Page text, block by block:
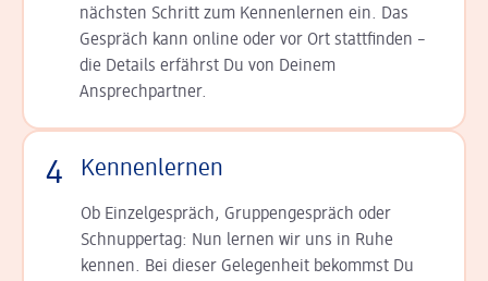
nächsten Schritt zum Kennen­lernen ein. Das
Gespräch kann online oder vor Ort statt­finden –
die Details er­fährst Du von Deinem
Ansprechpartner.
4 Kennenlernen
Ob Einzelgespräch, Grup­pen­gespräch oder
Schnup­per­tag: Nun lernen wir uns in Ruhe
kennen. Bei dieser Gelegenheit bekommst Du